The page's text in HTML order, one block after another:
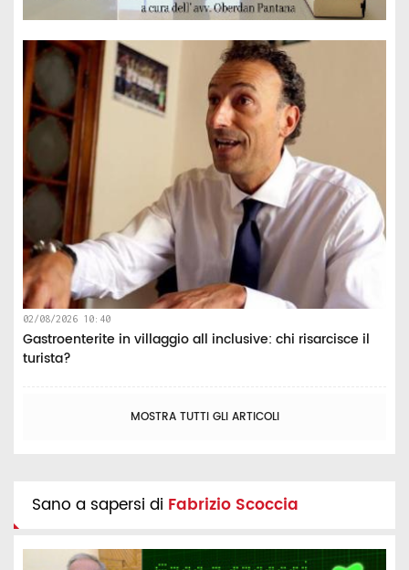
02/08/2026 10:40
Gastroenterite in villaggio all inclusive: chi risarcisce il
turista?
MOSTRA TUTTI GLI ARTICOLI
Sano a sapersi di Fabrizio Scoccia